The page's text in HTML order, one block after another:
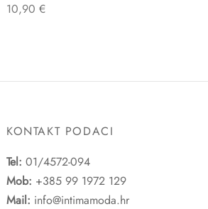
10,90 €
KONTAKT PODACI
Tel: 01/4572-094
Mob: +385 99 1972 129
Mail: info@intimamoda.hr